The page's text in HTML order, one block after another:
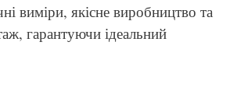
виміри, якісне виробництво та
гарантуючи ідеальний